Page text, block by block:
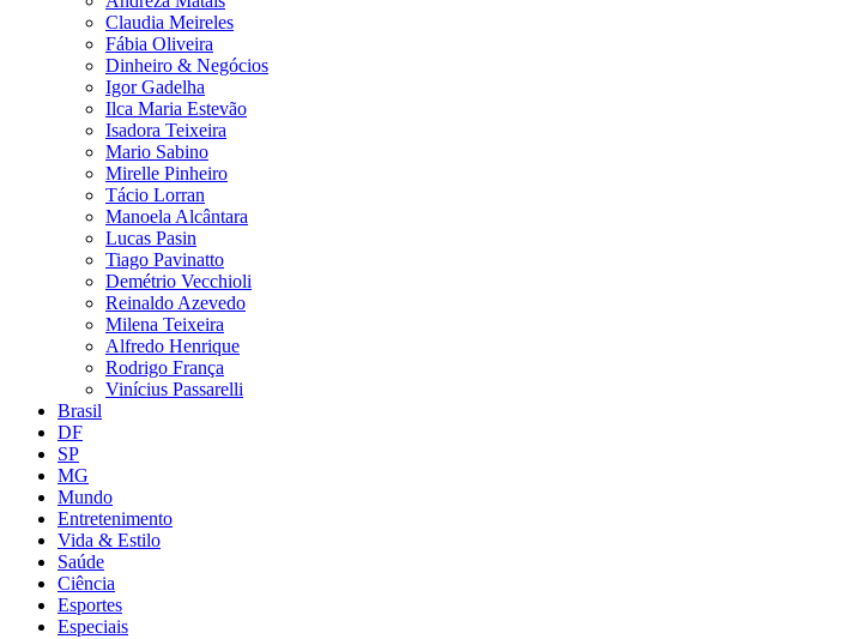
Claudia Meireles
Fábia Oliveira
Dinheiro & Negócios
Igor Gadelha
Ilca Maria Estevão
Isadora Teixeira
Mario Sabino
Mirelle Pinheiro
Tácio Lorran
Manoela Alcântara
Lucas Pasin
Tiago Pavinatto
Demétrio Vecchioli
Reinaldo Azevedo
Milena Teixeira
Alfredo Henrique
Rodrigo França
Vinícius Passarelli
Brasil
DF
SP
MG
Mundo
Entretenimento
Vida & Estilo
Saúde
Ciência
Esportes
Especiais